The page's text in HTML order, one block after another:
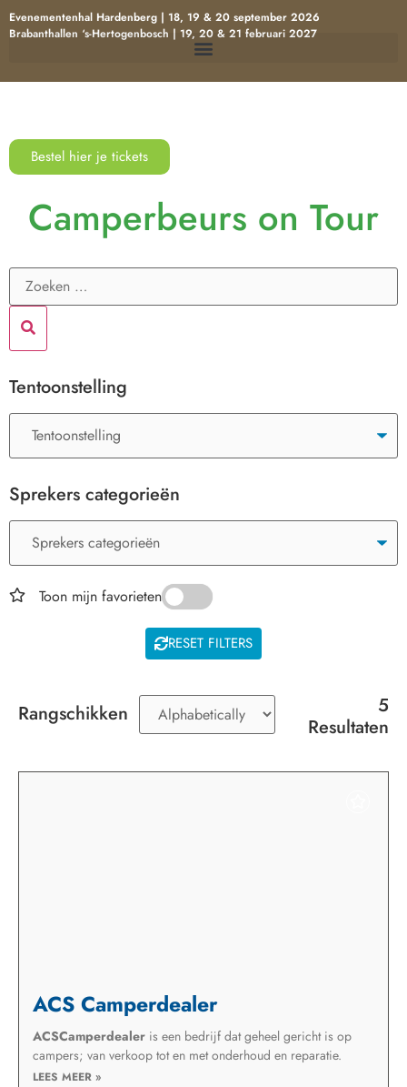
Evenementenhal Hardenberg | 18, 19 & 20 september 2026
Brabanthallen ‘s-Hertogenbosch | 19, 20 & 21 februari 2027
Bestel hier je tickets
Camperbeurs on Tour
Tentoonstelling
Sprekers categorieën
Toon mijn favorieten
RESET FILTERS
Rangschikken
5
Resultaten
ACS Camperdealer
ACSCamperdealer is een bedrijf dat geheel gericht is op
campers; van verkoop tot en met onderhoud en reparatie.
LEES MEER »